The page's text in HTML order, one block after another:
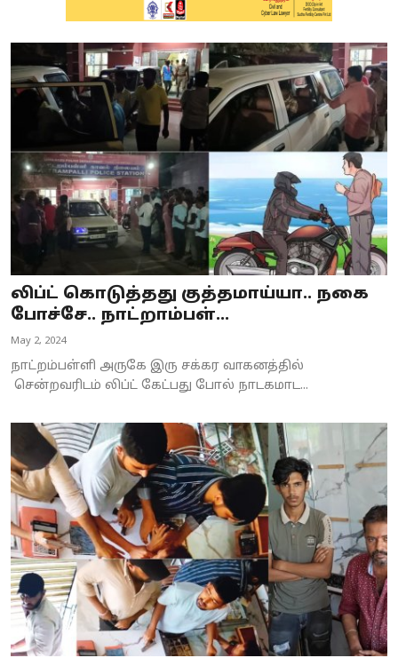
லிப்ட் கொடுத்தது குத்தமாய்யா.. நகை
போச்சே.. நாட்றாம்பள்...
May 2, 2024
நாட்றம்பள்ளி அருகே இரு சக்கர வாகனத்தில்
சென்றவரிடம் லிப்ட் கேட்பது போல் நாடகமாட...